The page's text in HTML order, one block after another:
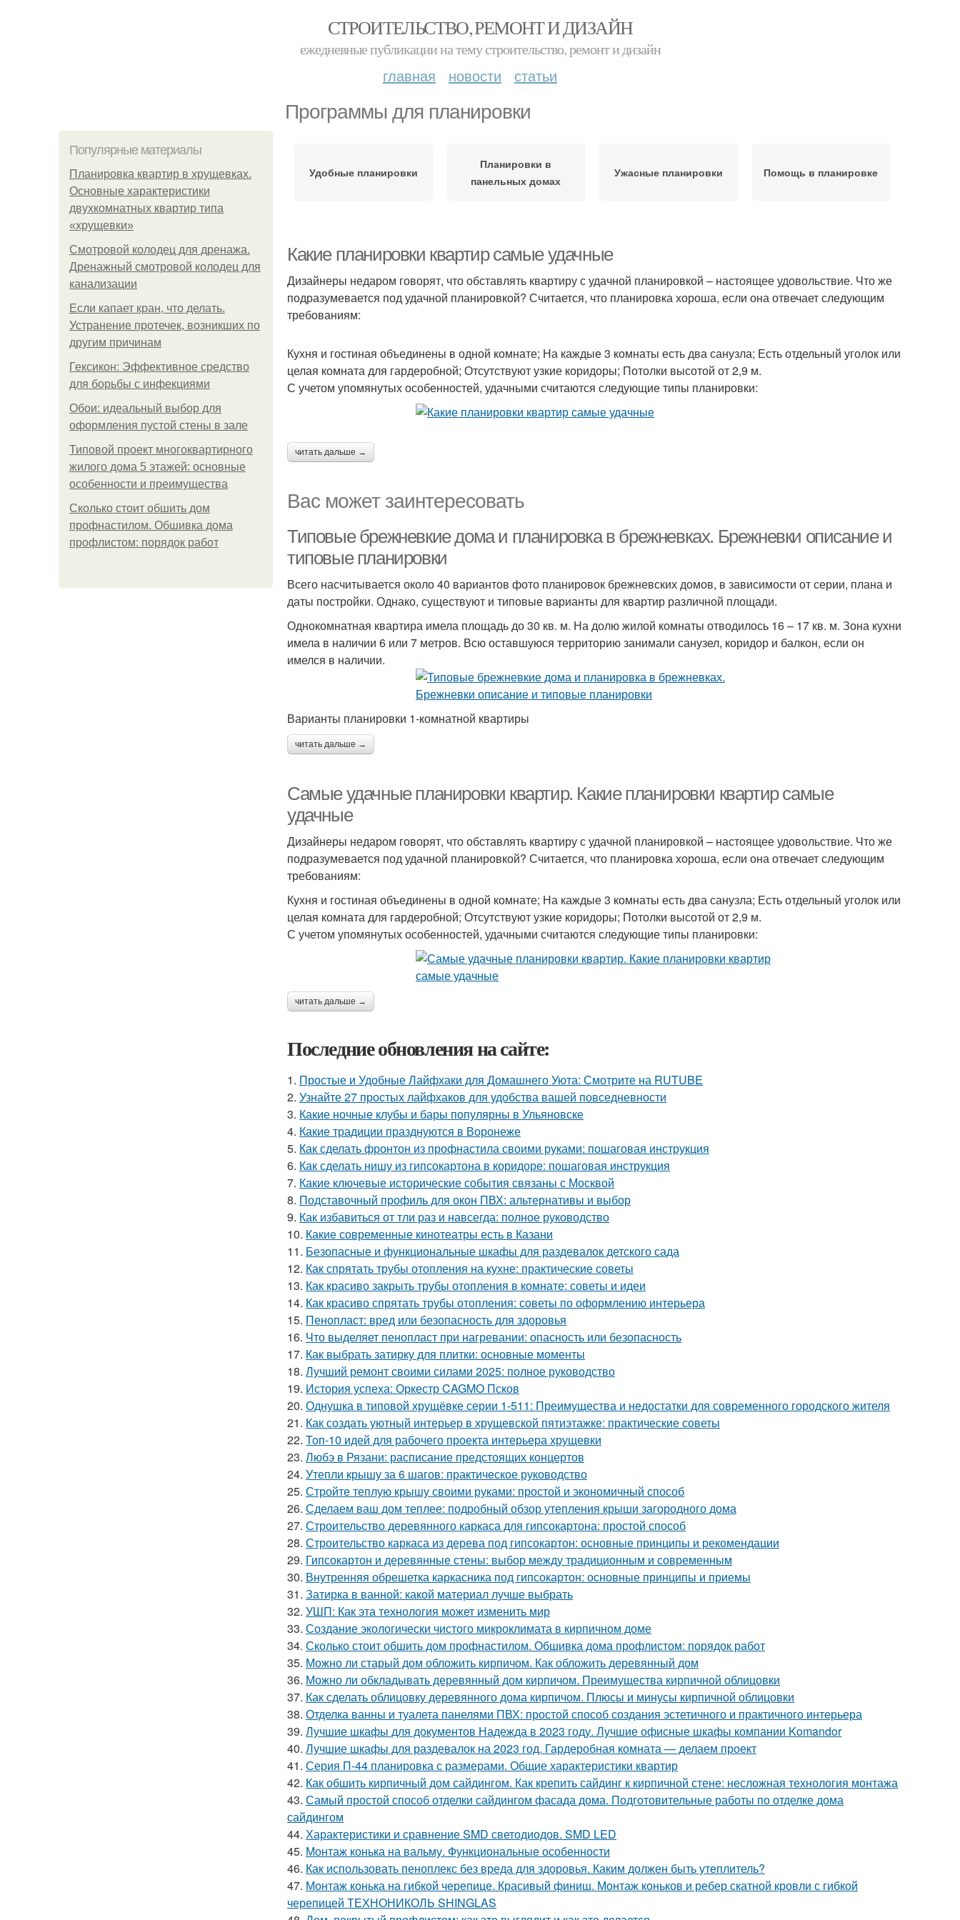
СТРОИТЕЛЬСТВО, РЕМОНТ И ДИЗАЙН
ежедневные публикации на тему строительство, ремонт и дизайн
главная новости статьи
Программы для планировки
Популярные материалы
Планировка квартир в хрущевках.
Основные характеристики
двухкомнатных квартир типа
«хрущевки»
Смотровой колодец для дренажа.
Дренажный смотровой колодец для
канализации
Если капает кран, что делать.
Устранение протечек, возникших по
другим причинам
Гексикон: Эффективное средство
для борьбы с инфекциями
Обои: идеальный выбор для
оформления пустой стены в зале
Типовой проект многоквартирного
жилого дома 5 этажей: основные
особенности и преимущества
Сколько стоит обшить дом
профнастилом. Обшивка дома
профлистом: порядок работ
Удобные планировки
Планировки в
панельных домах
Ужасные планировки Помощь в планировке
Какие планировки квартир самые удачные
Дизайнеры недаром говорят, что обставлять квартиру с удачной планировкой – настоящее удовольствие. Что же
подразумевается под удачной планировкой? Считается, что планировка хороша, если она отвечает следующим
требованиям:
Кухня и гостиная объединены в одной комнате; На каждые 3 комнаты есть два санузла; Есть отдельный уголок или
целая комната для гардеробной; Отсутствуют узкие коридоры; Потолки высотой от 2,9 м.
С учетом упомянутых особенностей, удачными считаются следующие типы планировки:
читать дальше →
Вас может заинтересовать
Типовые брежневкие дома и планировка в брежневках. Брежневки описание и
типовые планировки
Всего насчитывается около 40 вариантов фото планировок брежневских домов, в зависимости от серии, плана и
даты постройки. Однако, существуют и типовые варианты для квартир различной площади.
Однокомнатная квартира имела площадь до 30 кв. м. На долю жилой комнаты отводилось 16 – 17 кв. м. Зона кухни
имела в наличии 6 или 7 метров. Всю оставшуюся территорию занимали санузел, коридор и балкон, если он
имелся в наличии.
Варианты планировки 1-комнатной квартиры
читать дальше →
Самые удачные планировки квартир. Какие планировки квартир самые
удачные
Дизайнеры недаром говорят, что обставлять квартиру с удачной планировкой – настоящее удовольствие. Что же
подразумевается под удачной планировкой? Считается, что планировка хороша, если она отвечает следующим
требованиям:
Кухня и гостиная объединены в одной комнате; На каждые 3 комнаты есть два санузла; Есть отдельный уголок или
целая комната для гардеробной; Отсутствуют узкие коридоры; Потолки высотой от 2,9 м.
С учетом упомянутых особенностей, удачными считаются следующие типы планировки:
читать дальше →
Последние обновления на сайте:
1. Простые и Удобные Лайфхаки для Домашнего Уюта: Смотрите на RUTUBE
2. Узнайте 27 простых лайфхаков для удобства вашей повседневности
3. Какие ночные клубы и бары популярны в Ульяновске
4. Какие традиции празднуются в Воронеже
5. Как сделать фронтон из профнастила своими руками: пошаговая инструкция
6. Как сделать нишу из гипсокартона в коридоре: пошаговая инструкция
7. Какие ключевые исторические события связаны с Москвой
8. Подставочный профиль для окон ПВХ: альтернативы и выбор
9. Как избавиться от тли раз и навсегда: полное руководство
10. Какие современные кинотеатры есть в Казани
11. Безопасные и функциональные шкафы для раздевалок детского сада
12. Как спрятать трубы отопления на кухне: практические советы
13. Как красиво закрыть трубы отопления в комнате: советы и идеи
14. Как красиво спрятать трубы отопления: советы по оформлению интерьера
15. Пенопласт: вред или безопасность для здоровья
16. Что выделяет пенопласт при нагревании: опасность или безопасность
17. Как выбрать затирку для плитки: основные моменты
18. Лучший ремонт своими силами 2025: полное руководство
19. История успеха: Оркестр CAGMO Псков
20. Однушка в типовой хрущёвке серии 1-511: Преимущества и недостатки для современного городского жителя
21. Как создать уютный интерьер в хрущевской пятиэтажке: практические советы
22. Топ-10 идей для рабочего проекта интерьера хрущевки
23. Любэ в Рязани: расписание предстоящих концертов
24. Утепли крышу за 6 шагов: практическое руководство
25. Стройте теплую крышу своими руками: простой и экономичный способ
26. Сделаем ваш дом теплее: подробный обзор утепления крыши загородного дома
27. Строительство деревянного каркаса для гипсокартона: простой способ
28. Строительство каркаса из дерева под гипсокартон: основные принципы и рекомендации
29. Гипсокартон и деревянные стены: выбор между традиционным и современным
30. Внутренняя обрешетка каркасника под гипсокартон: основные принципы и приемы
31. Затирка в ванной: какой материал лучше выбрать
32. УШП: Как эта технология может изменить мир
33. Создание экологически чистого микроклимата в кирпичном доме
34. Сколько стоит обшить дом профнастилом. Обшивка дома профлистом: порядок работ
35. Можно ли старый дом обложить кирпичом. Как обложить деревянный дом
36. Можно ли обкладывать деревянный дом кирпичом. Преимущества кирпичной облицовки
37. Как сделать облицовку деревянного дома кирпичом. Плюсы и минусы кирпичной облицовки
38. Отделка ванны и туалета панелями ПВХ: простой способ создания эстетичного и практичного интерьера
39. Лучшие шкафы для документов Надежда в 2023 году. Лучшие офисные шкафы компании Komandor
40. Лучшие шкафы для раздевалок на 2023 год. Гардеробная комната — делаем проект
41. Серия П-44 планировка с размерами. Общие характеристики квартир
42. Как обшить кирпичный дом сайдингом. Как крепить сайдинг к кирпичной стене: несложная технология монтажа
43. Самый простой способ отделки сайдингом фасада дома. Подготовительные работы по отделке дома
сайдингом
44. Характеристики и сравнение SMD светодиодов. SMD LED
45. Монтаж конька на вальму. Функциональные особенности
46. Как использовать пеноплекс без вреда для здоровья. Каким должен быть утеплитель?
47. Монтаж конька на гибкой черепице. Красивый финиш. Монтаж коньков и ребер скатной кровли с гибкой
черепицей ТЕХНОНИКОЛЬ SHINGLAS